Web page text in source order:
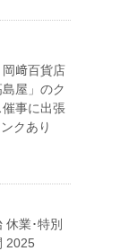
﨑百貨店
島屋」のク
催事に出張
クあり
休業･特別
2025